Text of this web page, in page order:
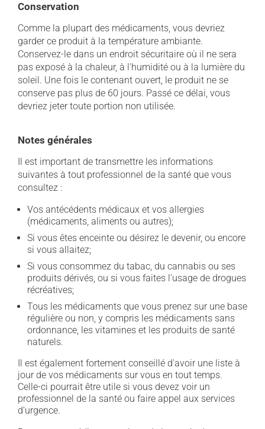
Conservation
Comme la plupart des médicaments, vous devriez
garder ce produit à la température ambiante.
Conservez-le dans un endroit sécuritaire où il ne sera
pas exposé à la chaleur, à l'humidité ou à la lumière du
soleil. Une fois le contenant ouvert, le produit ne se
conserve pas plus de 60 jours. Passé ce délai, vous
devriez jeter toute portion non utilisée.
Notes générales
Il est important de transmettre les informations
suivantes à tout professionnel de la santé que vous
consultez :
Vos antécédents médicaux et vos allergies
(médicaments, aliments ou autres);
Si vous êtes enceinte ou désirez le devenir, ou encore
si vous allaitez;
Si vous consommez du tabac, du cannabis ou ses
produits dérivés, ou si vous faites l'usage de drogues
récréatives;
Tous les médicaments que vous prenez sur une base
régulière ou non, y compris les médicaments sans
ordonnance, les vitamines et les produits de santé
naturels.
Il est également fortement conseillé d'avoir une liste à
jour de vos médicaments sur vous en tout temps.
Celle-ci pourrait être utile si vous devez voir un
professionnel de la santé ou faire appel aux services
d'urgence.